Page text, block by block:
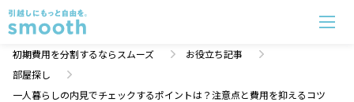
初期費用を分割するならスムーズ
お役立ち記事
部屋探し
一人暮らしの内見でチェックするポイントは？注意点と費用を抑えるコツ